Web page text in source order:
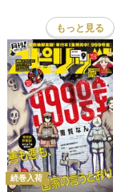
もっと見る
続巻入荷